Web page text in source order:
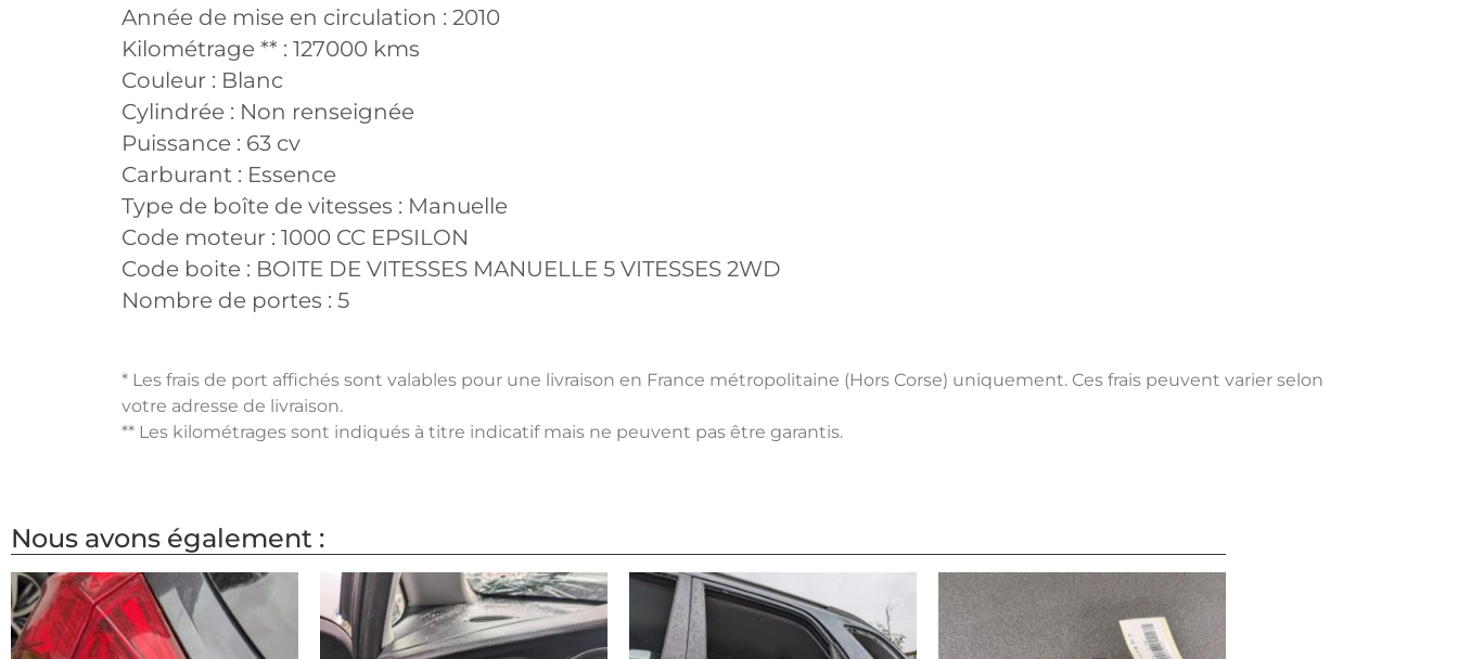
Année de mise en circulation : 2010
Kilométrage ** : 127000 kms
Couleur : Blanc
Cylindrée : Non renseignée
Puissance : 63 cv
Carburant : Essence
Type de boîte de vitesses : Manuelle
Code moteur : 1000 CC EPSILON
Code boite : BOITE DE VITESSES MANUELLE 5 VITESSES 2WD
Nombre de portes : 5
* Les frais de port affichés sont valables pour une livraison en France métropolitaine (Hors Corse) uniquement. Ces frais peuvent varier selon
votre adresse de livraison.
** Les kilométrages sont indiqués à titre indicatif mais ne peuvent pas être garantis.
Nous avons également :